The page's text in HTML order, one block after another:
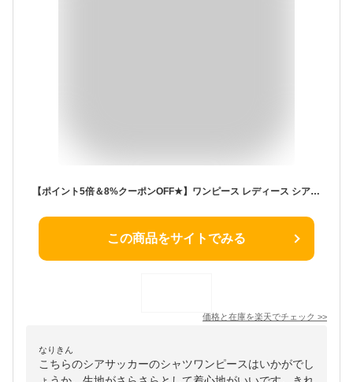
【ポイント5倍＆8%クーポンOFF★】ワンピース レディース シアサッカー シャツワンピースストライプ 半開襟 丸首 バックリボン ティアードワンピース ロング キャップスリーブ 夏 きれいめ ロングワンピース おしゃれ 低身長
この商品をサイトでみる
価格と在庫を楽天でチェック >>
なりきん
こちらのシアサッカーのシャツワンピースはいかがでし